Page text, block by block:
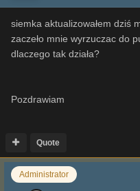
siemka aktualizowałem dziś
zaczeło mnie wyrzuczac do
dlaczego tak działa?
Pozdrawiam
Quote
Administrator